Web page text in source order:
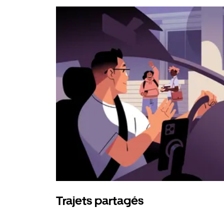
Trajets partagés